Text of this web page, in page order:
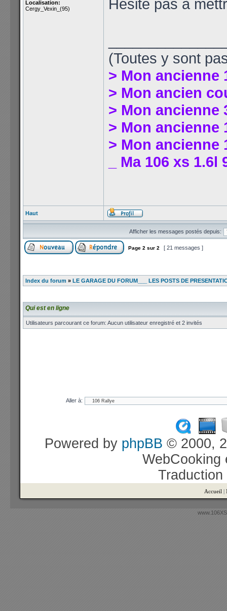
Localisation:
Cergy_Vexin_(95)
Hésite pas à
(Toutes y sont
> Mon ancienne
> Mon ancien
> Mon ancienne
> Mon ancienne
> Mon ancienne
_ Ma 106 xs 1.6l
Haut
Afficher les messages postés depuis:
Page 2 sur 2 [ 21 messages ]
Index du forum » LE GARAGE DU FORUM___ LES POSTS DE
Qui est en ligne
Utilisateurs parcourant ce forum: Aucun utilisateur enregistré et 2 invités
Aller à:
Powered by phpBB © 2000,
Accueil |